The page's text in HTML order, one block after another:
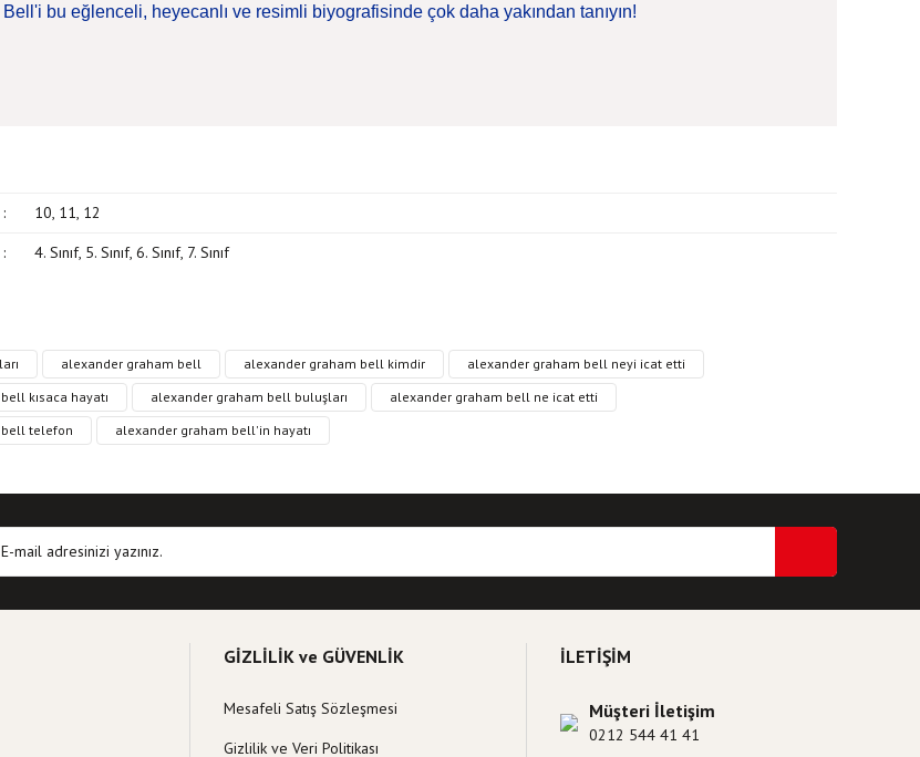
bu eğlenceli, heyecanlı ve resimli biyografisinde çok daha yakından tanıyın!
:
10, 11, 12
: 4. Sınıf, 5. Sınıf, 6. Sınıf, 7. Sınıf
Bu kitaba ilk yorumu siz yapın!
ve diğer konularda yetersiz gördüğünüz noktaları öneri formunu kullanarak tarafımıza iletebilirsiniz.
görüntülenemiyor.
pahalı.
olmalı.
Gönder
alexander graham bell alexander graham bell kimdir
alexander graham bell neyi icat etti
kısaca hayatı
alexander graham bell buluşları
alexander graham bell ne icat etti
telefon
alexander graham bell'in hayatı
GİZLİLİK ve GÜVENLİK
Mesafeli Satış Sözleşmesi
Gizlilik ve Veri Politikası
İLETİŞİM
Müşteri İletişim
0212 544 41 41